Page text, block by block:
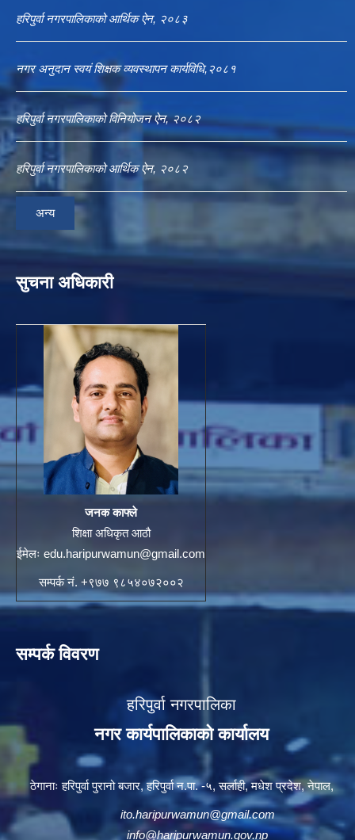
हरिपुर्वा नगरपालिकाको आर्थिक ऐन, २०८३
नगर अनुदान स्वयं शिक्षक व्यवस्थापन कार्यविधि,२०८१
हरिपुर्वा नगरपालिकाको विनियोजन ऐन, २०८२
हरिपुर्वा नगरपालिकाको आर्थिक ऐन, २०८२
अन्य
सुचना अधिकारी
जनक काफ्ले
शिक्षा अधिकृत आठौ
ईमेलः edu.haripurwamun@gmail.com
सम्पर्क नं. +९७७ ९८५४०७२००२
सम्पर्क विवरण
हरिपुर्वा नगरपालिका
नगर कार्यपालिकाको कार्यालय
ठेगानाः हरिपुर्वा पुरानो बजार, हरिपुर्वा न.पा. -५, सर्लाही, मधेश प्रदेश, नेपाल,
ito.haripurwamun@gmail.com
info@haripurwamun.gov.np